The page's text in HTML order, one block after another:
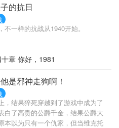
的抗日
一样的抗战从1940开始。
章 你好，1981
是邪神走狗啊！
，结果猝死穿越到了游戏中成为了
白了高贵的公爵千金，结果公爵大
本以为只有一个仇家，但当维克托